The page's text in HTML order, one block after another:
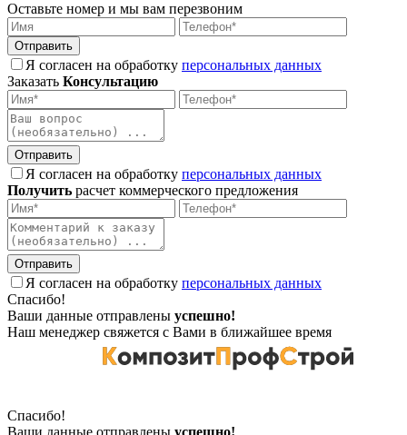
Оставьте номер и мы вам перезвоним
Отправить
Я согласен на обработку персональных данных
Заказать Консультацию
Отправить
Я согласен на обработку персональных данных
Получить расчет коммерческого предложения
Отправить
Я согласен на обработку персональных данных
Спасибо!
Ваши данные отправлены успешно!
Наш менеджер свяжется с Вами в ближайшее время
Спасибо!